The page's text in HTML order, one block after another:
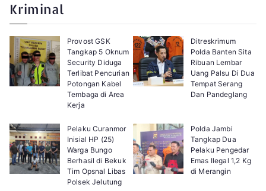
:Kriminal
Provost GSK
Tangkap 5 Oknum
Security Diduga
Terlibat Pencurian
Potongan Kabel
Tembaga di Area
Kerja
Ditreskrimum
Polda Banten Sita
Ribuan Lembar
Uang Palsu Di Dua
Tempat Serang
Dan Pandeglang
Pelaku Curanmor
Inisial HP (25)
Warga Bungo
Berhasil di Bekuk
Tim Opsnal Libas
Polsek Jelutung
Polda Jambi
Tangkap Dua
Pelaku Pengedar
Emas Ilegal 1,2 Kg
di Merangin